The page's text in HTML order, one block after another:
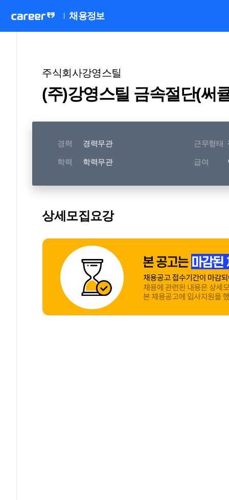
채용정보
주식회사강영스틸
(주)강영스틸 금속절단(써
경력 경력무관 근무형태
학력 학력무관 급여
상세모집요강